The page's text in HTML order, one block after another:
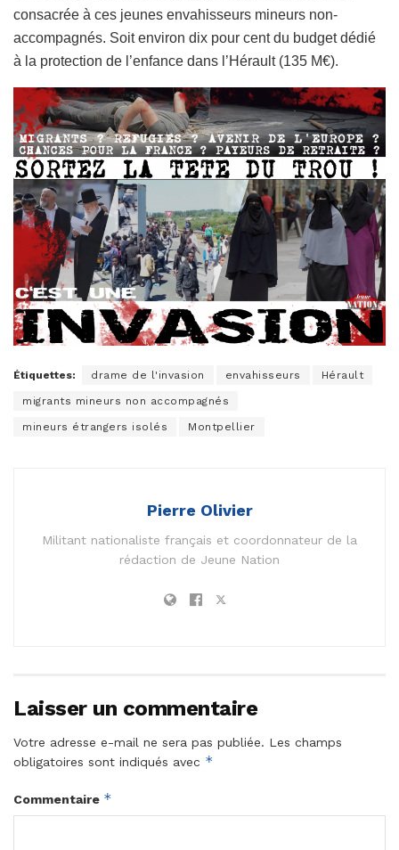
consacrée à ces jeunes envahisseurs mineurs non-
accompagnés. Soit environ dix pour cent du budget dédié
à la protection de l’enfance dans l’Hérault (135 M€).
Étiquettes: drame de l'invasion envahisseurs Hérault
migrants mineurs non accompagnés
mineurs étrangers isolés Montpellier
Pierre Olivier
Militant nationaliste français et coordonnateur de la
rédaction de Jeune Nation
Laisser un commentaire
Votre adresse e-mail ne sera pas publiée. Les champs
obligatoires sont indiqués avec *
Commentaire *